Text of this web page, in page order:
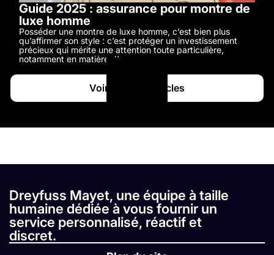
Guide 2025 : assurance pour montre de
luxe homme
Posséder une montre de luxe homme, c’est bien plus
qu’affirmer son style : c’est protéger un investissement
précieux qui mérite une attention toute particulière,
notamment en matière d’assurance.
Voir tous les articles
Dreyfuss Mayet, une équipe à taille
humaine dédiée à vous fournir un
service personnalisé, réactif et
discret.